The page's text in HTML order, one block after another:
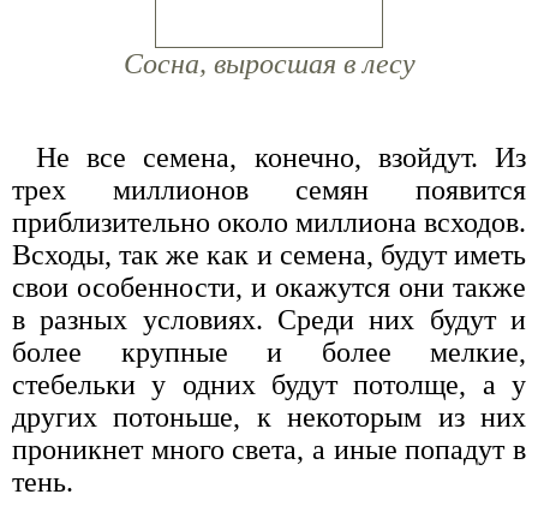
Сосна, выросшая в лесу
Не все семена, конечно, взойдут. Из
трех миллионов семян появится
приблизительно около миллиона всходов.
Всходы, так же как и семена, будут иметь
свои особенности, и окажутся они также
в разных условиях. Среди них будут и
более крупные и более мелкие,
стебельки у одних будут потолще, а у
других потоньше, к некоторым из них
проникнет много света, а иные попадут в
тень.